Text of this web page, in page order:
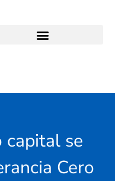
capital se
Cero